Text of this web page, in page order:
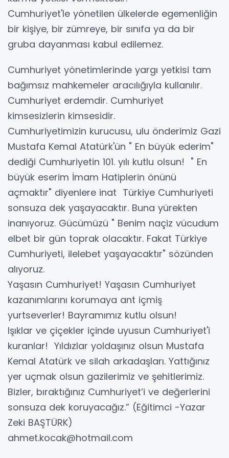
Cumhuriyet'le yönetilen ülkelerde egemenliğin
bir kişiye, bir zümreye, bir sınıfa ya da bir
gruba dayanması kabul edilemez.
Cumhuriyet yönetimlerinde yargı yetkisi tam
bağımsız mahkemeler aracılığıyla kullanılır.
Cumhuriyet erdemdir. Cumhuriyet
kimsesizlerin kimsesidir.
Cumhuriyetimizin kurucusu, ulu önderimiz Gazi
Mustafa Kemal Atatürk'ün " En büyük ederim"
dediği Cumhuriyetin 101. yılı kutlu olsun! " En
büyük eserim İmam Hatiplerin önünü
açmaktır" diyenlere inat Türkiye Cumhuriyeti
sonsuza dek yaşayacaktır. Buna yürekten
inanıyoruz. Gücümüzü " Benim naçiz vücudum
elbet bir gün toprak olacaktır. Fakat Türkiye
Cumhuriyeti, ilelebet yaşayacaktır" sözünden
alıyoruz.
Yaşasın Cumhuriyet! Yaşasın Cumhuriyet
kazanımlarını korumaya ant içmiş
yurtseverler! Bayramımız kutlu olsun!
Işıklar ve çiçekler içinde uyusun Cumhuriyet'i
kuranlar! Yıldızlar yoldaşınız olsun Mustafa
Kemal Atatürk ve silah arkadaşları. Yattığınız
yer uçmak olsun gazilerimiz ve şehitlerimiz.
Bizler, bıraktığınız Cumhuriyet’i ve değerlerini
sonsuza dek koruyacağız.” (Eğitimci -Yazar
Zeki BAŞTÜRK)
ahmet.kocak@hotmail.com